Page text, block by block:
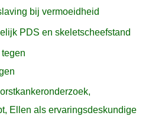
bij vermoeidheid
PDS en skeletscheefstand
Ellen als ervaringsdeskundige